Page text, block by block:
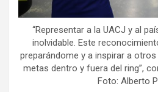
“Representar a la UACJ y al
inolvidable. Este
preparándome y a inspirar a
metas dentro y fuera del ring”,
Foto: Alberto